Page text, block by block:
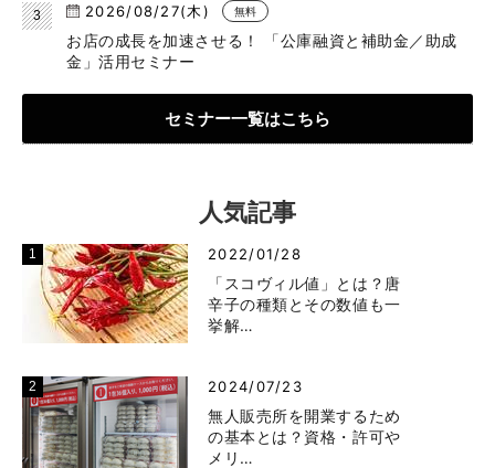
2026/08/27(木) 無料
お店の成長を加速させる！ 「公庫融資と補助金／助成
金」活用セミナー
セミナー一覧はこちら
人気記事
2022/01/28
「スコヴィル値」とは？唐
辛子の種類とその数値も一
挙解…
2024/07/23
無人販売所を開業するため
の基本とは？資格・許可や
メリ…